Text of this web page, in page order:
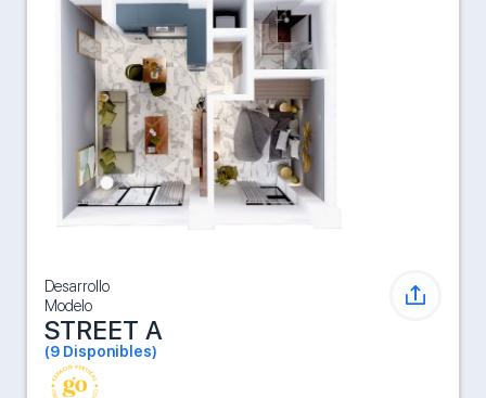
Desarrollo
Modelo
STREET A
(9 Disponibles)